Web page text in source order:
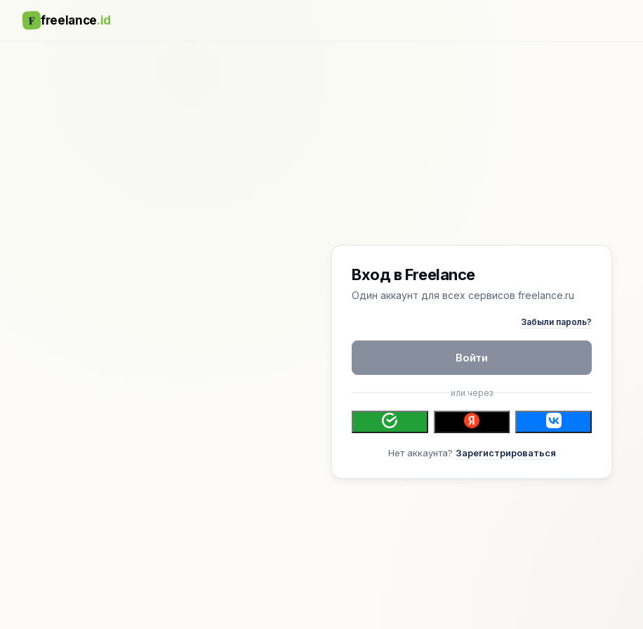
F freelance.id
Вход в Freelance
Один аккаунт для всех сервисов freelance.ru
Забыли пароль?
Войти
или через
Нет аккаунта? Зарегистрироваться